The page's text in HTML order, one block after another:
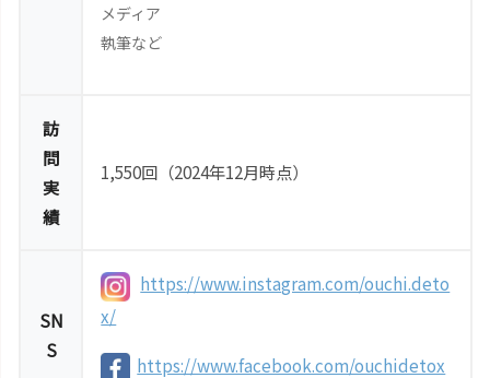
メディア
執筆など
訪
問
実
績
1,550回（2024年12月時点）
SN
S
https://www.instagram.com/ouchi.deto
x/
https://www.facebook.com/ouchidetox